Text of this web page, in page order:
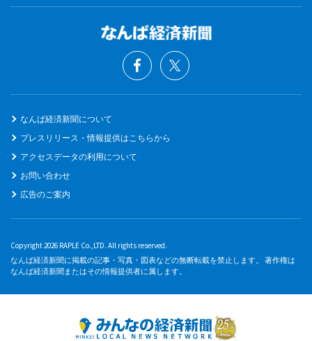
なんば経済新聞について
プレスリリース・情報提供はこちらから
アクセスデータの利用について
お問い合わせ
広告のご案内
Copyright 2026 RAPLE Co.,LTD. All rights reserved.
なんば経済新聞に掲載の記事・写真・図表などの無断転載を禁止します。 著作権は
なんば経済新聞またはその情報提供者に属します。